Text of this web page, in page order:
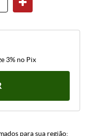
3% no Pix
para sua região: